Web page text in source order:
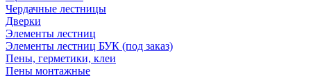
Чердачные лестницы
Дверки
Элементы лестниц
Элементы лестниц БУК (под заказ)
Пены, герметики, клеи
Пены монтажные